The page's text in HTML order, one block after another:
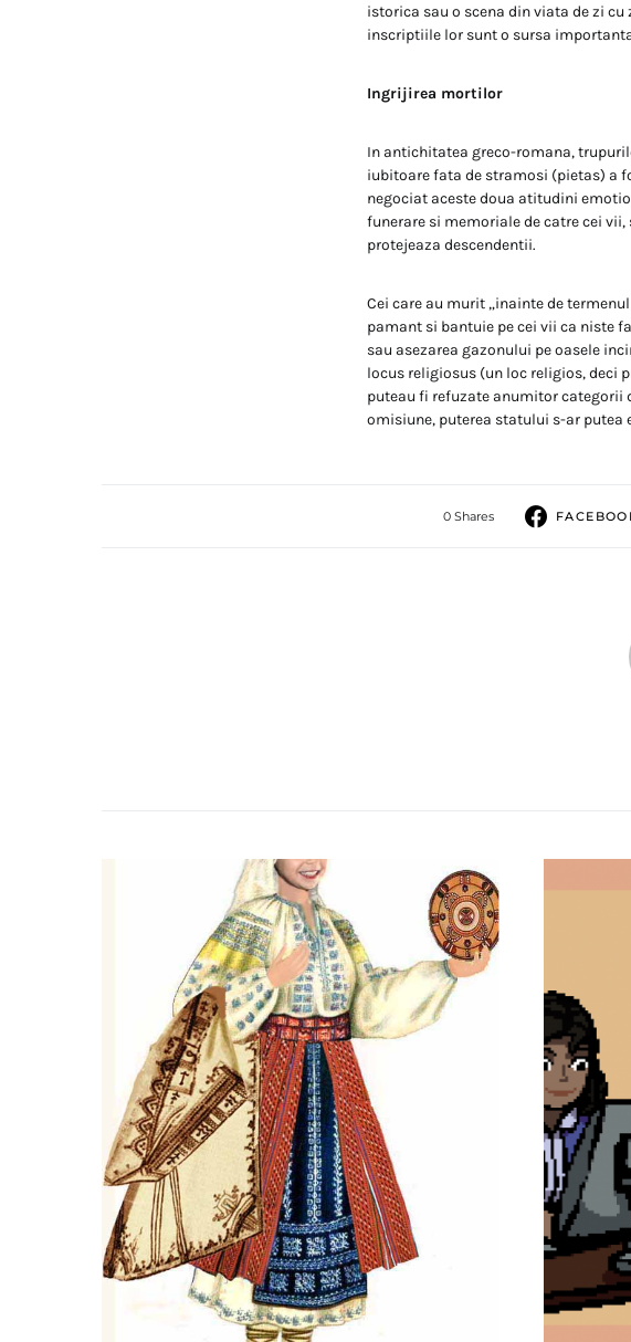
istorica sau o scena din viata de zi
inscriptiile lor sunt o sursa
Ingrijirea mortilor
In antichitatea greco-romana,
iubitoare fata de stramosi (pietas) a
negociat aceste doua atitudini
funerare si memoriale de catre cei
protejeaza descendentii.
Cei care au murit „inainte de
pamant si bantuie pe cei vii ca niste
sau asezarea gazonului pe oasele
locus religiosus (un loc religios, deci
puteau fi refuzate anumitor categorii
omisiune, puterea statului s-ar putea
0 Shares